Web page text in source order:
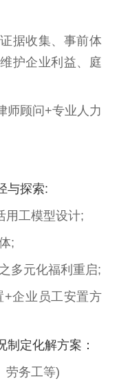
据收集、事前体
护企业利益、庭
师顾问+专业人力
与探索:
用工模型设计;
;
多元化福利重启;
+企业员工安置方
定化解方案：
劳务工等)